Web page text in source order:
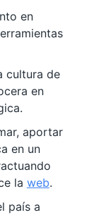
en
cultura de
en
aportar
en un
la web.
país a